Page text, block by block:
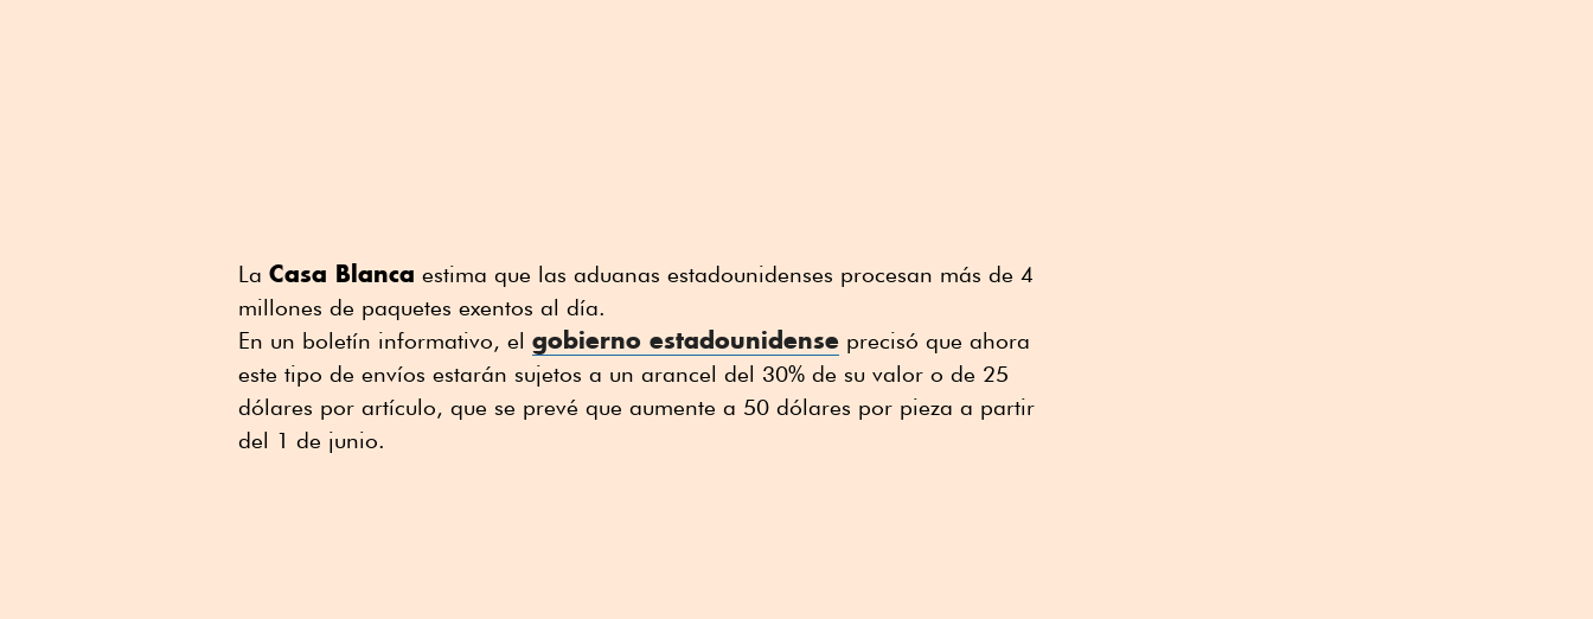
La Casa Blanca estima que las aduanas estadounidenses procesan más de 4
millones de paquetes exentos al día.
En un boletín informativo, el gobierno estadounidense precisó que ahora
este tipo de envíos estarán sujetos a un arancel del 30% de su valor o de 25
dólares por artículo, que se prevé que aumente a 50 dólares por pieza a partir
del 1 de junio.